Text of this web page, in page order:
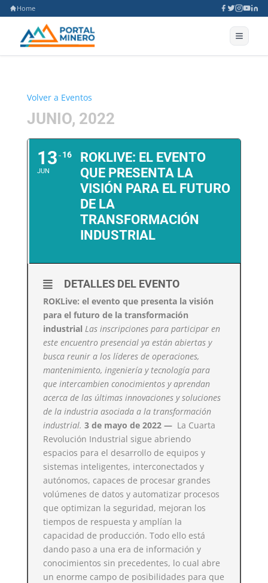
Home
Volver a Eventos
JUNIO, 2022
13
JUN
16
ROKLIVE: EL EVENTO
QUE PRESENTA LA
VISIÓN PARA EL FUTURO
DE LA
TRANSFORMACIÓN
INDUSTRIAL
DETALLES DEL EVENTO
ROKLive: el evento que presenta la visión
para el futuro de la transformación
industrial Las inscripciones para participar en
este encuentro presencial ya están abiertas y
busca reunir a los líderes de operaciones,
mantenimiento, ingeniería y tecnología para
que intercambien conocimientos y aprendan
acerca de las últimas innovaciones y soluciones
de la industria asociada a la transformación
industrial. 3 de mayo de 2022 —La Cuarta
Revolución Industrial sigue abriendo
espacios para el desarrollo de equipos y
sistemas inteligentes, interconectados y
autónomos, capaces de procesar grandes
volúmenes de datos y automatizar procesos
que optimizan la seguridad, mejoran los
tiempos de respuesta y amplían la
capacidad de producción. Todo ello está
dando paso a una era de información y
conocimientos sin precedentes, lo cual abre
un enorme campo de posibilidades para que